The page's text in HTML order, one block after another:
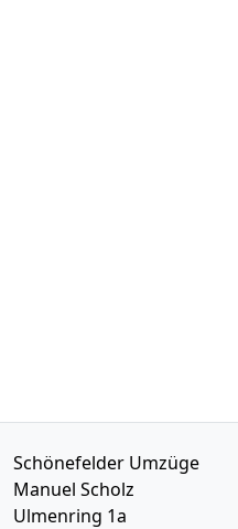
Schönefelder Umzüge
Manuel Scholz
Ulmenring 1a